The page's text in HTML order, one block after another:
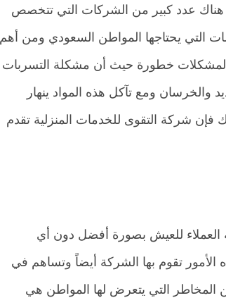
هناك عدد كبير من الشركات التي تتخصص
التي يحتاجها المواطن السعودي ومن أهم
خطورة حيث أن مشكلة التسربات
والخرسان ومع تآكل هذه المواد ينهار
شركة التقوى للخدمات المنزلية تقدم
العملاء للعيش بصورة أفضل دون أي
تقوم بها الشركة أيضاً وتساهم في
التي يتعرض لها المواطن هي